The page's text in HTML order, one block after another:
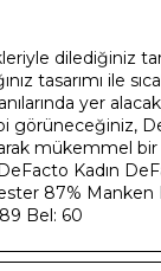
dilediğiniz
tasarımı ile
yer
görüneceğiniz,
mükemmel
Kadın
87% Manken
Bel: 60